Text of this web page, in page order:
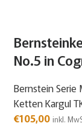
No.5 in
Bernstein Serie
Ketten Kargul
€105,00 inkl.